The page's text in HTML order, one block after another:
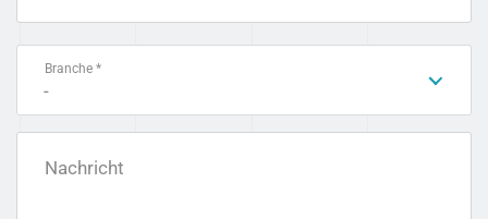
Branche *
-
Nachricht